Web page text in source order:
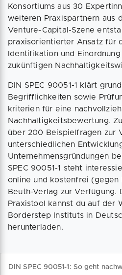
Konsortiums aus 30
weiteren Praxispartnern aus
Venture-Capital-Szene
praxisorientierter Ansatz für
Identifikation und
zukünftigen
DIN SPEC 90051-1 klärt
Begrifflichkeiten sowie
kriterien für eine
Nachhaltigkeitsbewertung.
über 200 Beispielfragen zur
unterschiedlichen
Unternehmensgründungen
SPEC 90051-1 steht
online und kostenfrei (gegen
Beuth-Verlag zur Verfügung.
Praxistool kannst du auf der
Borderstep Instituts in
herunterladen.
DIN SPEC 90051-1: So geht